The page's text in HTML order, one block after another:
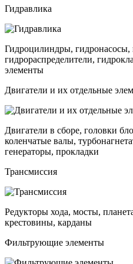
Гидравлика
Гидроцилиндры, гидронасосы,
гидрораспределители,
элементы
Двигатели и их отдельные
Двигатели в сборе, головки
коленчатые валы,
генераторы, прокладки
Трансмиссия
Редукторы хода, мосты,
крестовины, карданы
Фильтрующие элементы